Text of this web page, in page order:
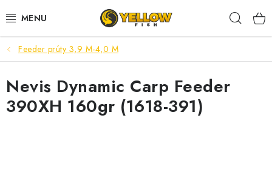
na
NOVINKY 2026
LETNÉ ZĽAVY
HALDORADO
Feeder prúty 3,9 M-4,0 M
Nevis Dynamic Carp Feeder
390XH 160gr (1618-391)